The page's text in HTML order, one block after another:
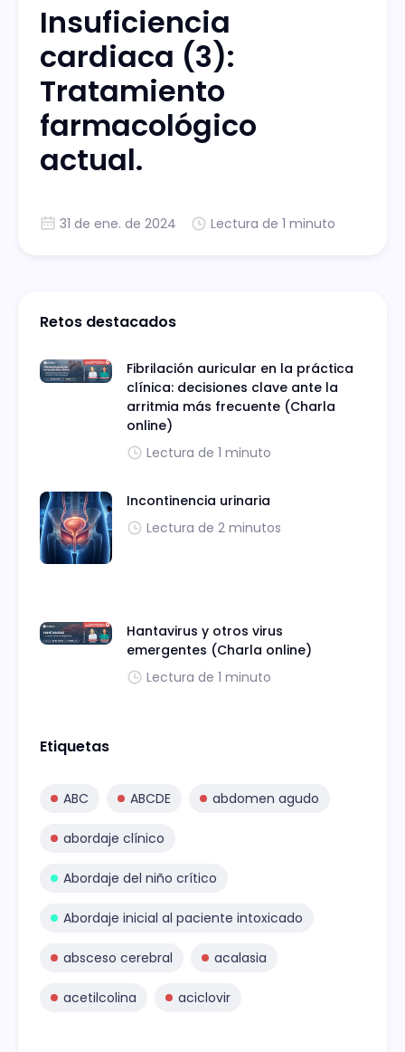
Insuficiencia
cardiaca (3):
Tratamiento
farmacológico
actual.
31 de ene. de 2024 Lectura de 1 minuto
Retos destacados
Fibrilación auricular en la práctica
clínica: decisiones clave ante la
arritmia más frecuente (Charla
online)
Lectura de 1 minuto
Incontinencia urinaria
Lectura de 2 minutos
Hantavirus y otros virus
emergentes (Charla online)
Lectura de 1 minuto
Etiquetas
ABC ABCDE abdomen agudo
abordaje clínico
Abordaje del niño crítico
Abordaje inicial al paciente intoxicado
absceso cerebral acalasia
acetilcolina aciclovir